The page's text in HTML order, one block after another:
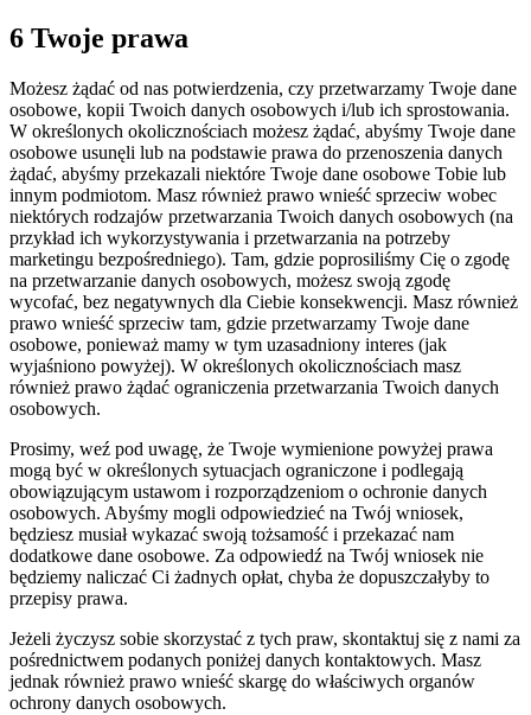
6 Twoje prawa
Możesz żądać od nas potwierdzenia, czy przetwarzamy Twoje dane
osobowe, kopii Twoich danych osobowych i/lub ich sprostowania.
W określonych okolicznościach możesz żądać, abyśmy Twoje dane
osobowe usunęli lub na podstawie prawa do przenoszenia danych
żądać, abyśmy przekazali niektóre Twoje dane osobowe Tobie lub
innym podmiotom. Masz również prawo wnieść sprzeciw wobec
niektórych rodzajów przetwarzania Twoich danych osobowych (na
przykład ich wykorzystywania i przetwarzania na potrzeby
marketingu bezpośredniego). Tam, gdzie poprosiliśmy Cię o zgodę
na przetwarzanie danych osobowych, możesz swoją zgodę
wycofać, bez negatywnych dla Ciebie konsekwencji. Masz również
prawo wnieść sprzeciw tam, gdzie przetwarzamy Twoje dane
osobowe, ponieważ mamy w tym uzasadniony interes (jak
wyjaśniono powyżej). W określonych okolicznościach masz
również prawo żądać ograniczenia przetwarzania Twoich danych
osobowych.
Prosimy, weź pod uwagę, że Twoje wymienione powyżej prawa
mogą być w określonych sytuacjach ograniczone i podlegają
obowiązującym ustawom i rozporządzeniom o ochronie danych
osobowych. Abyśmy mogli odpowiedzieć na Twój wniosek,
będziesz musiał wykazać swoją tożsamość i przekazać nam
dodatkowe dane osobowe. Za odpowiedź na Twój wniosek nie
będziemy naliczać Ci żadnych opłat, chyba że dopuszczałyby to
przepisy prawa.
Jeżeli życzysz sobie skorzystać z tych praw, skontaktuj się z nami za
pośrednictwem podanych poniżej danych kontaktowych. Masz
jednak również prawo wnieść skargę do właściwych organów
ochrony danych osobowych.